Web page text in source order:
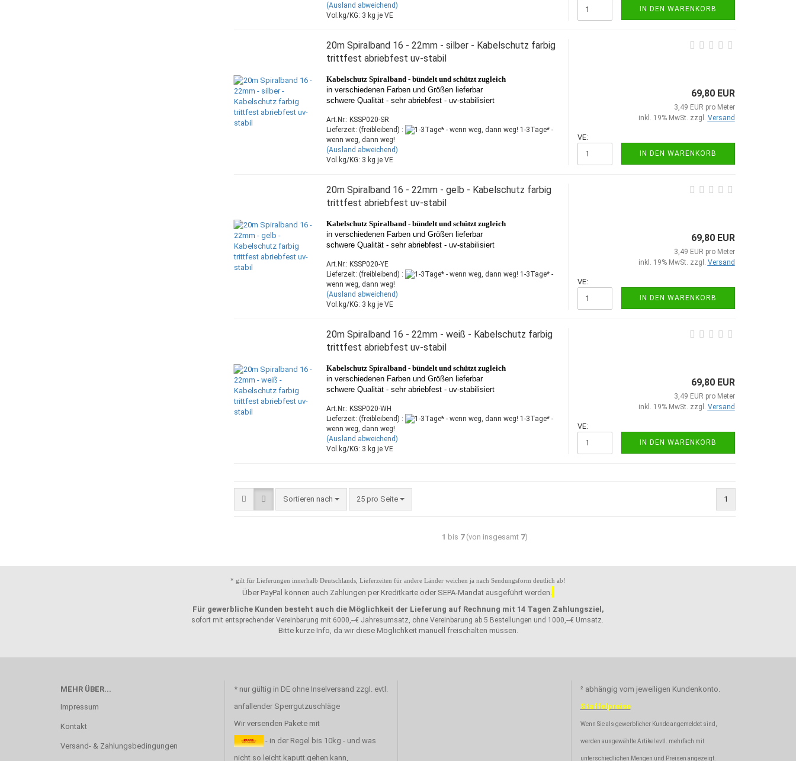
(Ausland abweichend)
Vol.kg/KG: 3 kg je VE
IN DEN WARENKORB
20m Spiralband 16 - 22mm - silber - Kabelschutz farbig
trittfest abriebfest uv-stabil
Kabelschutz Spiralband - bündelt und schützt zugleich
in verschiedenen Farben und Größen lieferbar
schwere Qualität - sehr abriebfest - uv-stabilisiert
Art.Nr.: KSSP020-SR
Lieferzeit: (freibleibend) :
1-3Tage* -
wenn weg, dann weg!
(Ausland abweichend)
Vol.kg/KG: 3 kg je VE
69,80 EUR
3,49 EUR pro Meter
inkl. 19% MwSt. zzgl. Versand
VE:
IN DEN WARENKORB
20m Spiralband 16 - 22mm - gelb - Kabelschutz farbig
trittfest abriebfest uv-stabil
Kabelschutz Spiralband - bündelt und schützt zugleich
in verschiedenen Farben und Größen lieferbar
schwere Qualität - sehr abriebfest - uv-stabilisiert
Art.Nr.: KSSP020-YE
Lieferzeit: (freibleibend) :
1-3Tage* -
wenn weg, dann weg!
(Ausland abweichend)
Vol.kg/KG: 3 kg je VE
69,80 EUR
3,49 EUR pro Meter
inkl. 19% MwSt. zzgl. Versand
VE:
IN DEN WARENKORB
20m Spiralband 16 - 22mm - weiß - Kabelschutz farbig
trittfest abriebfest uv-stabil
Kabelschutz Spiralband - bündelt und schützt zugleich
in verschiedenen Farben und Größen lieferbar
schwere Qualität - sehr abriebfest - uv-stabilisiert
Art.Nr.: KSSP020-WH
Lieferzeit: (freibleibend) :
1-3Tage* -
wenn weg, dann weg!
(Ausland abweichend)
Vol.kg/KG: 3 kg je VE
69,80 EUR
3,49 EUR pro Meter
inkl. 19% MwSt. zzgl. Versand
VE:
IN DEN WARENKORB
Sortieren nach 25 pro Seite 1
1 bis 7(von insgesamt 7)
* gilt für Lieferungen innerhalb Deutschlands, Lieferzeiten für andere Länder weichen ja nach Sendungsform deutlich ab!
Über PayPal können auch Zahlungen per Kreditkarte oder SEPA-Mandat ausgeführt werden.
Für gewerbliche Kunden besteht auch die Möglichkeit der Lieferung auf Rechnung mit 14 Tagen Zahlungsziel,
sofort mit entsprechender Vereinbarung mit 6000,--€ Jahresumsatz, ohne Vereinbarung ab 5 Bestellungen und 1000,--€ Umsatz.
Bitte kurze Info, da wir diese Möglichkeit manuell freischalten müssen.
MEHR ÜBER...
Impressum
Kontakt
Versand- & Zahlungsbedingungen
* nur gültig in DE ohne Inselversand zzgl. evtl.
anfallender Sperrgutzuschläge
Wir versenden Pakete mit
- in der Regel bis 10kg - und was
nicht so leicht kaputt gehen kann,
² abhängig vom jeweiligen Kundenkonto.
Staffelpreise
Wenn Sie als gewerblicher Kunde angemeldet sind,
werden ausgewählte Artikel evtl. mehrfach mit
unterschiedlichen Mengen und Preisen angezeigt.